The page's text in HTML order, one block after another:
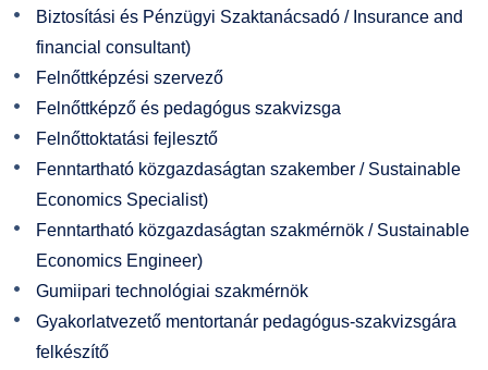
Biztosítási és Pénzügyi Szaktanácsadó / Insurance and
financial consultant)
Felnőttképzési szervező
Felnőttképző és pedagógus szakvizsga
Felnőttoktatási fejlesztő
Fenntartható közgazdaságtan szakember / Sustainable
Economics Specialist)
Fenntartható közgazdaságtan szakmérnök / Sustainable
Economics Engineer)
Gumiipari technológiai szakmérnök
Gyakorlatvezető mentortanár pedagógus-szakvizsgára
felkészítő